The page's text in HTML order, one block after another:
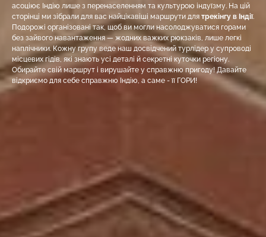
асоціює Індію лише з перенаселенням та культурою індуїзму. На цій
сторінці ми зібрали для вас найцікавіші маршрути для трекінгу в Індії.
Подорожі організовані так, щоб ви могли насолоджуватися горами
без зайвого навантаження — жодних важких рюкзаків, лише легкі
наплічники. Кожну групу веде наш досвідчений турлідер у супроводі
місцевих гідів, які знають усі деталі й секретні куточки регіону.
Обирайте свій маршрут і вирушайте у справжню пригоду! Давайте
відкриємо для себе справжню Індію, а саме - її ГОРИ!